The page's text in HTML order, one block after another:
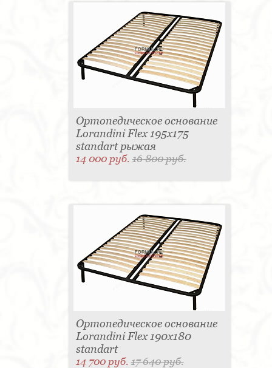
Ортопедическое основание
Lorandini Flex 195x175
standart рыжая
14 000 руб.16 800 руб.
Ортопедическое основание
Lorandini Flex 190x180
standart
14 700 руб.17 640 руб.